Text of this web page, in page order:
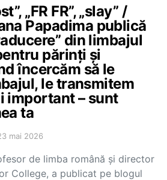
„FR FR”, „slay” /
Papadima publică
din limbajul
părinți și
încercăm să le
le transmitem
important – sunt
ta
mai 2026
de limba română și director
College, a publicat pe blogul